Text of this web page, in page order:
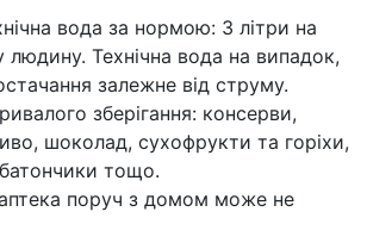
вода за нормою: 3 літри на
людину. Технічна вода на випадок,
залежне від струму.
зберігання: консерви,
шоколад, сухофрукти та горіхи,
тощо.
поруч з домом може не